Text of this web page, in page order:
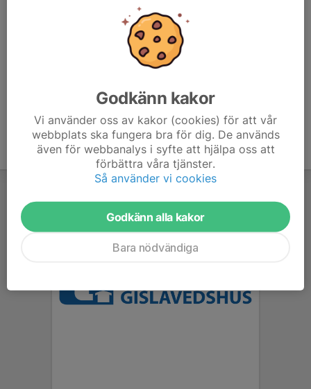
Godkänn kakor
Vi använder oss av kakor (cookies) för att vår
webbplats ska fungera bra för dig. De används
även för webbanalys i syfte att hjälpa oss att
förbättra våra tjänster.
Så använder vi cookies
Godkänn alla kakor
Bara nödvändiga